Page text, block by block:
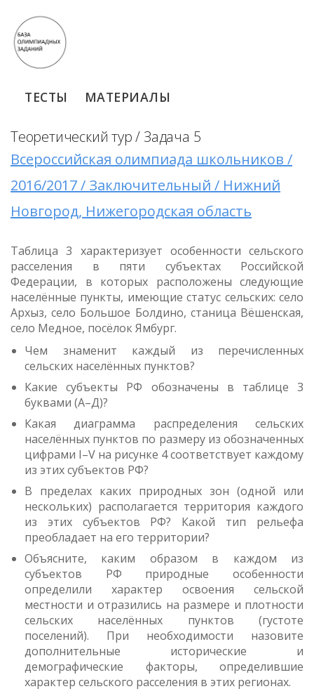
ТЕСТЫ МАТЕРИАЛЫ
Теоретический тур / Задача 5
Всероссийская олимпиада школьников /
2016/2017 / Заключительный / Нижний
Новгород, Нижегородская область
Таблица 3 характеризует особенности сельского
расселения в пяти субъектах Российской
Федерации, в которых расположены следующие
населённые пункты, имеющие статус сельских: село
Архыз, село Большое Болдино, станица Вёшенская,
село Медное, посёлок Ямбург.
Чем знаменит каждый из перечисленных
сельских населённых пунктов?
Какие субъекты РФ обозначены в таблице 3
буквами (А–Д)?
Какая диаграмма распределения сельских
населённых пунктов по размеру из обозначенных
цифрами I–V на рисунке 4 соответствует каждому
из этих субъектов РФ?
В пределах каких природных зон (одной или
нескольких) располагается территория каждого
из этих субъектов РФ? Какой тип рельефа
преобладает на его территории?
Объясните, каким образом в каждом из
субъектов РФ природные особенности
определили характер освоения сельской
местности и отразились на размере и плотности
сельских населённых пунктов (густоте
поселений). При необходимости назовите
дополнительные исторические и
демографические факторы, определившие
характер сельского расселения в этих регионах.